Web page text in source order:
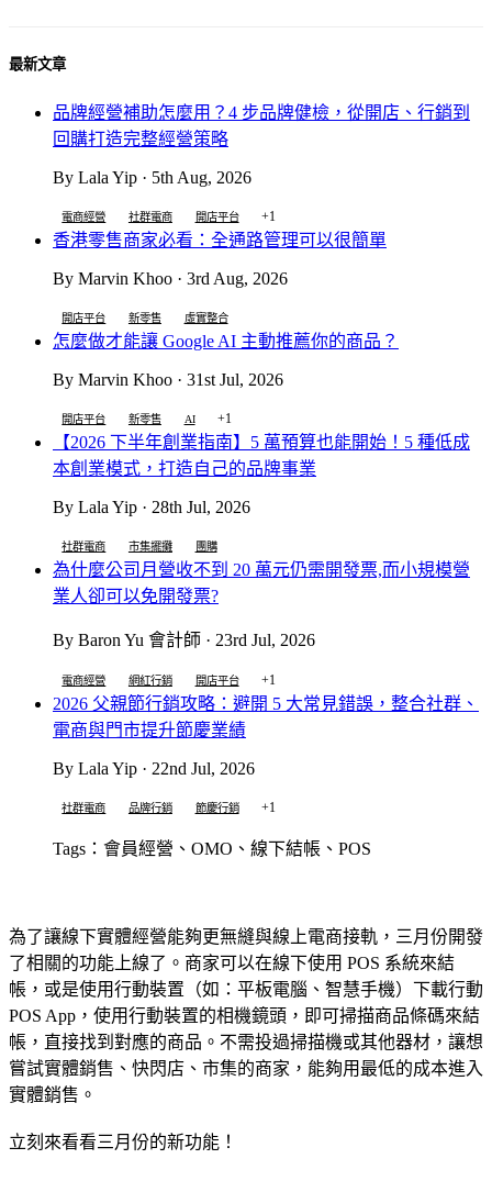
最新文章
品牌經營補助怎麼用？4 步品牌健檢，從開店、行銷到
回購打造完整經營策略
By Lala Yip · 5th Aug, 2026
電商經營 社群電商 開店平台 +1
香港零售商家必看：全通路管理可以很簡單
By Marvin Khoo · 3rd Aug, 2026
開店平台 新零售 虛實整合
怎麼做才能讓 Google AI 主動推薦你的商品？
By Marvin Khoo · 31st Jul, 2026
開店平台 新零售 AI +1
【2026 下半年創業指南】5 萬預算也能開始！5 種低成
本創業模式，打造自己的品牌事業
By Lala Yip · 28th Jul, 2026
社群電商 市集擺攤 團購
為什麼公司月營收不到 20 萬元仍需開發票,而小規模營
業人卻可以免開發票?
By Baron Yu 會計師 · 23rd Jul, 2026
電商經營 網紅行銷 開店平台 +1
2026 父親節行銷攻略：避開 5 大常見錯誤，整合社群、
電商與門市提升節慶業績
By Lala Yip · 22nd Jul, 2026
社群電商 品牌行銷 節慶行銷 +1
Tags：會員經營、OMO、線下結帳、POS
為了讓線下實體經營能夠更無縫與線上電商接軌，三月份開發
了相關的功能上線了。商家可以在線下使用 POS 系統來結
帳，或是使用行動裝置（如：平板電腦、智慧手機）下載行動
POS App，使用行動裝置的相機鏡頭，即可掃描商品條碼來結
帳，直接找到對應的商品。不需投過掃描機或其他器材，讓想
嘗試實體銷售、快閃店、市集的商家，能夠用最低的成本進入
實體銷售。
立刻來看看三月份的新功能！